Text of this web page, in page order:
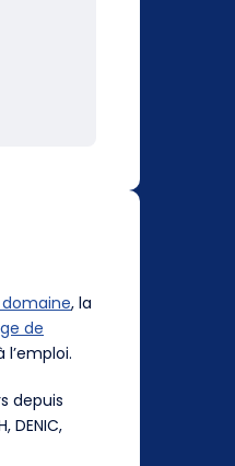
, la
de
depuis
DENIC,